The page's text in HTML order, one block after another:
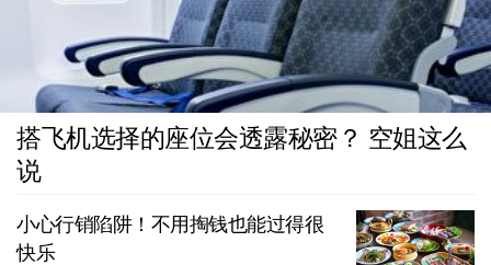
搭飞机选择的座位会透露秘密？ 空姐这么
说
小心行销陷阱！不用掏钱也能过得很
快乐